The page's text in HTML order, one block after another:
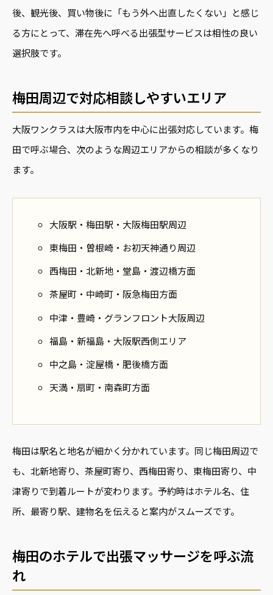
後、観光後、買い物後に「もう外へ出直したくない」と感じ
る方にとって、滞在先へ呼べる出張型サービスは相性の良い
選択肢です。
梅田周辺で対応相談しやすいエリア
大阪ワンクラスは大阪市内を中心に出張対応しています。梅
田で呼ぶ場合、次のような周辺エリアからの相談が多くなり
ます。
大阪駅・梅田駅・大阪梅田駅周辺
東梅田・曽根崎・お初天神通り周辺
西梅田・北新地・堂島・渡辺橋方面
茶屋町・中崎町・阪急梅田方面
中津・豊崎・グランフロント大阪周辺
福島・新福島・大阪駅西側エリア
中之島・淀屋橋・肥後橋方面
天満・扇町・南森町方面
梅田は駅名と地名が細かく分かれています。同じ梅田周辺で
も、北新地寄り、茶屋町寄り、西梅田寄り、東梅田寄り、中
津寄りで到着ルートが変わります。予約時はホテル名、住
所、最寄り駅、建物名を伝えると案内がスムーズです。
梅田のホテルで出張マッサージを呼ぶ流
れ